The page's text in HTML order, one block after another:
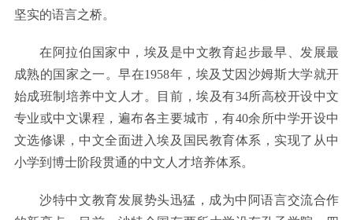
坚实的语言之桥。
在阿拉伯国家中，埃及是中文教育起步最早、发展最
成熟的国家之一。早在1958年，埃及艾因沙姆斯大学就开
始成班制培养中文人才。目前，埃及有34所高校开设中文
专业或中文课程，遍布各主要城市，有40余所中学开设中
文选修课，中文全面进入埃及国民教育体系，实现了从中
小学到博士阶段贯通的中文人才培养体系。
沙特中文教育发展势头迅猛，成为中阿语言交流合作